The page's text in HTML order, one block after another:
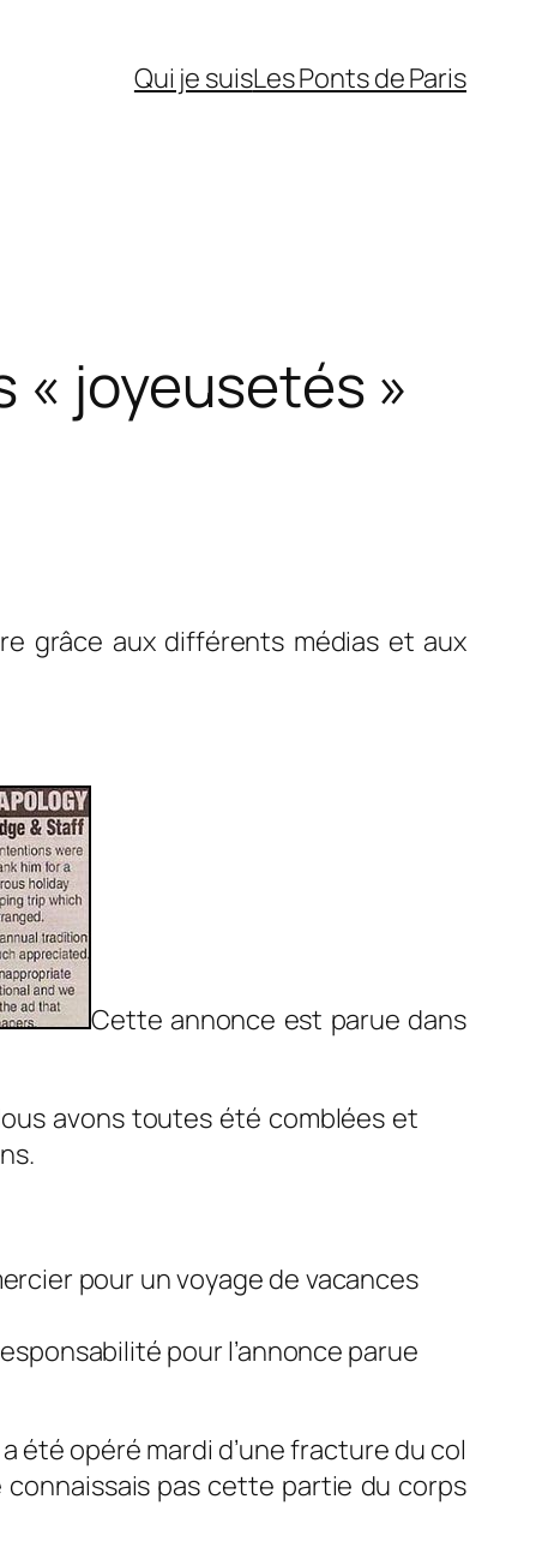
Qui je suisLes Ponts de Paris
« joyeusetés »
grâce aux différents médias et aux
Cette annonce est parue dans
avons toutes été comblées et
pour un voyage de vacances
pour l’annonce parue
été opéré mardi d’une fracture du col
connaissais pas cette partie du corps